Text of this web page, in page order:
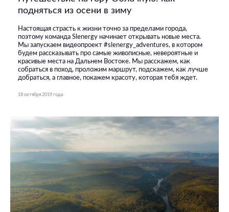
подняться из осени в зиму
Настоящая страсть к жизни точно за пределами города,
поэтому команда Slenergy начинает открывать новые места.
Мы запускаем видеопроект #slenergy_adventures, в котором
будем рассказывать про самые живописные, невероятные и
красивые места на Дальнем Востоке. Мы расскажем, как
собраться в поход, проложим маршрут, подскажем, как лучше
добраться, а главное, покажем красоту, которая тебя ждет.
18 октября 2019 года